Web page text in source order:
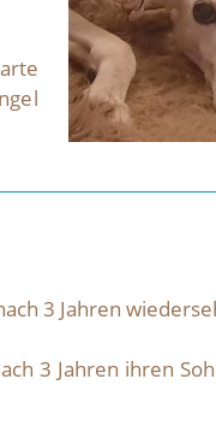
3 Jahren
3 Jahren ihren